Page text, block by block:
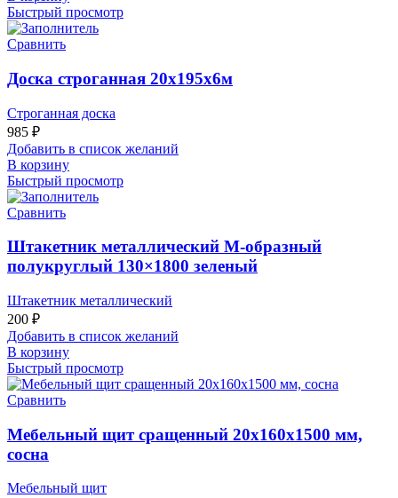
Быстрый просмотр
Сравнить
Доска строганная 20х195х6м
Строганная доска
985 ₽
Добавить в список желаний
В корзину
Быстрый просмотр
Сравнить
Штакетник металлический М-образный
полукруглый 130×1800 зеленый
Штакетник металлический
200 ₽
Добавить в список желаний
В корзину
Быстрый просмотр
Сравнить
Мебельный щит сращенный 20х160х1500 мм,
сосна
Мебельный щит